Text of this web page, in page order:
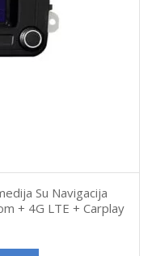
Su Navigacija
+ 4G LTE + Carplay